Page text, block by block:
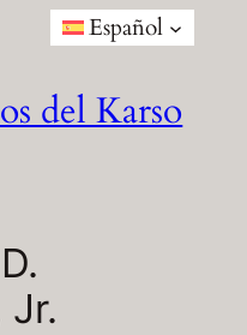
Español
del Karso
Jr.